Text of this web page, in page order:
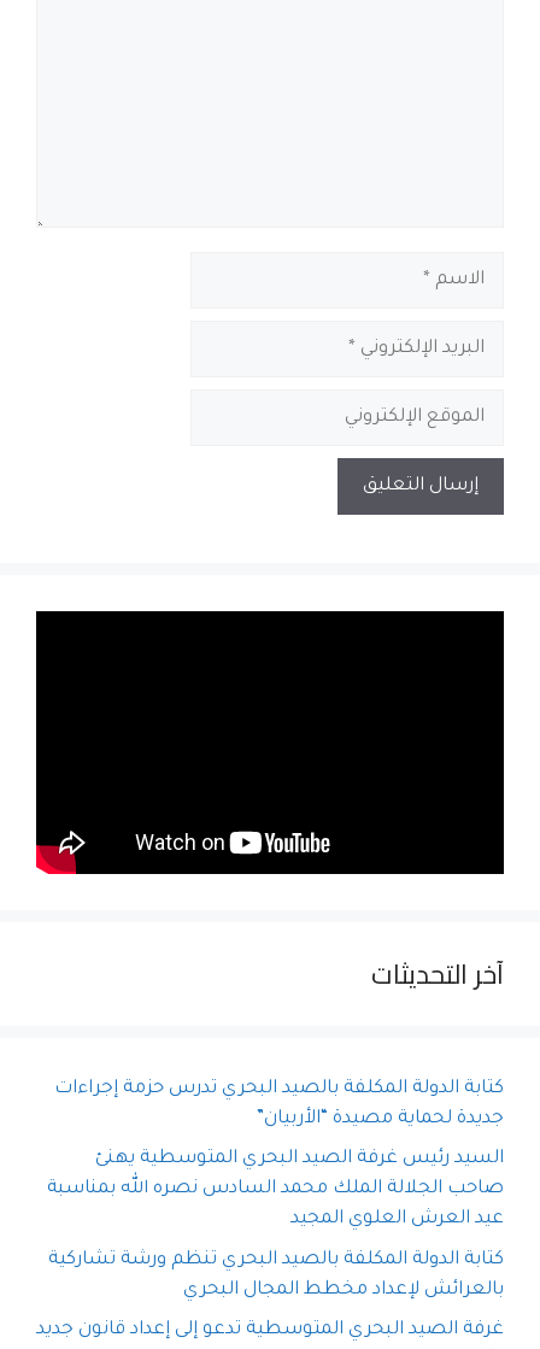
آخر التحديثات
كتابة الدولة المكلفة بالصيد البحري تدرس حزمة إجراءات
جديدة لحماية مصيدة “الأربيان”
السيد رئيس غرفة الصيد البحري المتوسطية يهنئ
صاحب الجلالة الملك محمد السادس نصره الله بمناسبة
عيد العرش العلوي المجيد
كتابة الدولة المكلفة بالصيد البحري تنظم ورشة تشاركية
بالعرائش لإعداد مخطط المجال البحري
غرفة الصيد البحري المتوسطية تدعو إلى إعداد قانون جديد